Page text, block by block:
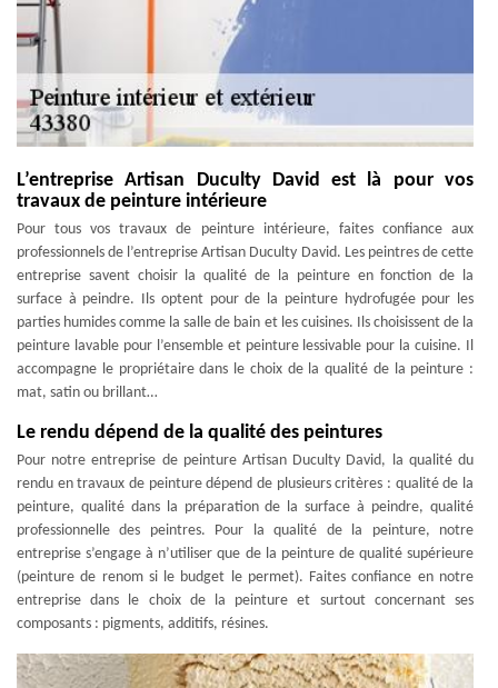
L’entreprise Artisan Duculty David est là pour vos
travaux de peinture intérieure
Pour tous vos travaux de peinture intérieure, faites confiance aux
professionnels de l’entreprise Artisan Duculty David. Les peintres de cette
entreprise savent choisir la qualité de la peinture en fonction de la
surface à peindre. Ils optent pour de la peinture hydrofugée pour les
parties humides comme la salle de bain et les cuisines. Ils choisissent de la
peinture lavable pour l’ensemble et peinture lessivable pour la cuisine. Il
accompagne le propriétaire dans le choix de la qualité de la peinture :
mat, satin ou brillant…
Le rendu dépend de la qualité des peintures
Pour notre entreprise de peinture Artisan Duculty David, la qualité du
rendu en travaux de peinture dépend de plusieurs critères : qualité de la
peinture, qualité dans la préparation de la surface à peindre, qualité
professionnelle des peintres. Pour la qualité de la peinture, notre
entreprise s’engage à n’utiliser que de la peinture de qualité supérieure
(peinture de renom si le budget le permet). Faites confiance en notre
entreprise dans le choix de la peinture et surtout concernant ses
composants : pigments, additifs, résines.